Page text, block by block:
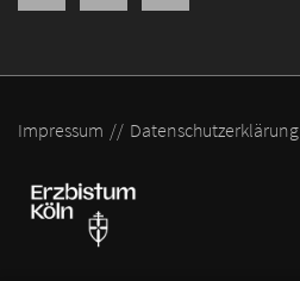
Impressum Datenschutzerklärung